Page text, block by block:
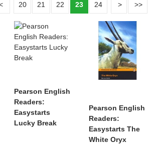
20
21 22 23 24
Pearson English
Readers:
Easystarts
Lucky Break
Pearson English
Readers:
Easystarts The
White Oryx